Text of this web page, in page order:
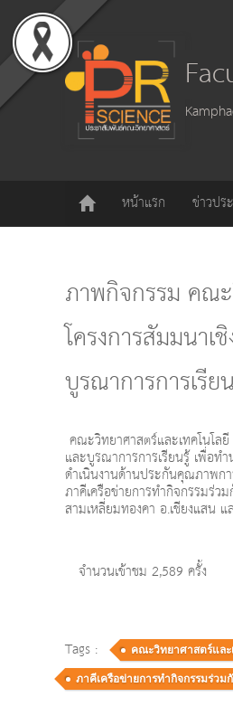
หน้าแรก ข่าวป
ภาพกิจกรรม คณ
โครงการสัมมนา
บูรณาการการเรี
คณะวิทยาศาสตร์และเทคโนโล
และบูรณาการการเรียนรู้ เพื่อท
ดำเนินงานด้านประกันคุณภาพก
ภาคีเครือข่ายการทำกิจกรรมร่
สามเหลี่ยมทองคา อ.เชียงแสน
จำนวนเข้าชม 2,589 ครั้ง
Tags : คณะวิทยาศาสตร์และ
ภาคีเครือข่ายการทำกิจกรรมร่วม